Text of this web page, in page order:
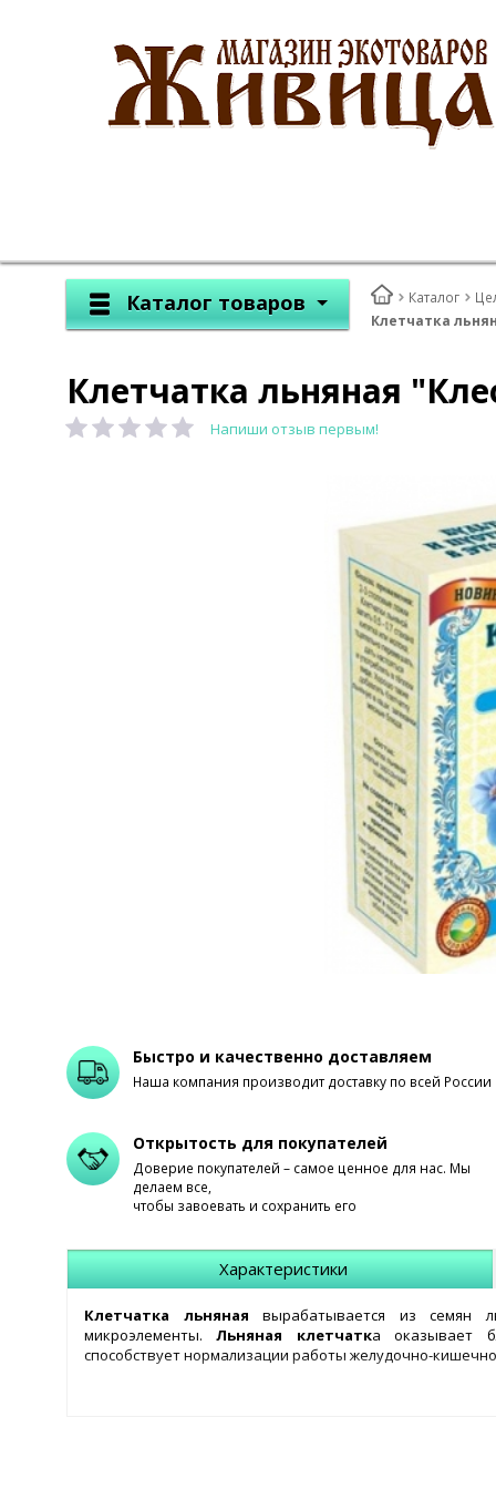
Каталог товаров Каталог
Клетчатка
Клетчатка льняная
Напиши отзыв первым!
Быстро и качественно доставляем
Наша компания производит доставку по всей России
Открытость для покупателей
Доверие покупателей – самое ценное для нас. Мы
делаем все,
чтобы завоевать и сохранить его
Характеристики
Клетчатка льняная вырабатывается из семян
микроэлементы.Льняная клетчатка оказывает
способствует нормализации работы желудочно-
хлопьями